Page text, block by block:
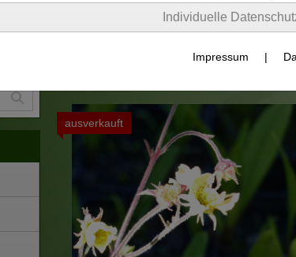
Widerruf
Stauden um den Gartenteich
ausverkauft
Individuelle
Impressum |